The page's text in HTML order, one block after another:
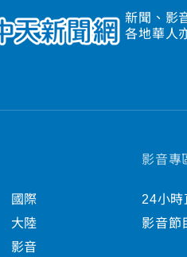
新聞、影
各地華人
國際
大陸
影音
影音專
24小時
影音節